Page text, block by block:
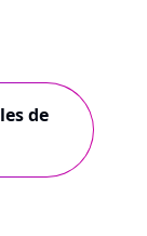
de